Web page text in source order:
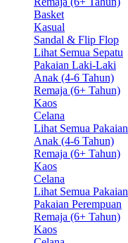
Basket
Kasual
Sandal & Flip Flop
Lihat Semua Sepatu
Pakaian Laki-Laki
Anak (4-6 Tahun)
Remaja (6+ Tahun)
Kaos
Celana
Lihat Semua Pakaian
Anak (4-6 Tahun)
Remaja (6+ Tahun)
Kaos
Celana
Lihat Semua Pakaian
Pakaian Perempuan
Remaja (6+ Tahun)
Kaos